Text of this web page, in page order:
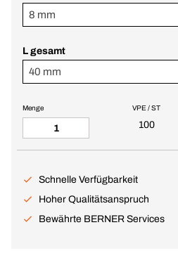
8 mm
L gesamt
40 mm
VPE / ST
100
Menge
Schnelle Verfügbarkeit
Hoher Qualitätsanspruch
Bewährte BERNER Services